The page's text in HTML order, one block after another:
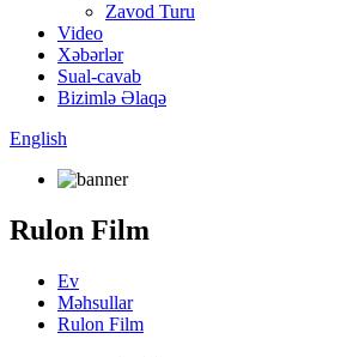
Zavod Turu
Video
Xəbərlər
Sual-cavab
Bizimlə Əlaqə
English
Rulon Film
Ev
Məhsullar
Rulon Film